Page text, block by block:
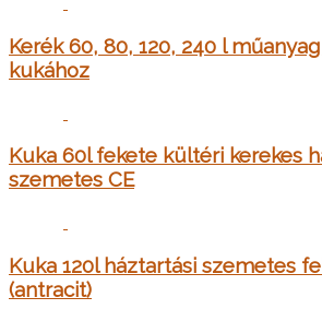
Kerék 60, 80, 120, 240 l
kukához
Kuka 60l fekete kültéri kerekes
szemetes CE
Kuka 120l háztartási szemetes
(antracit)